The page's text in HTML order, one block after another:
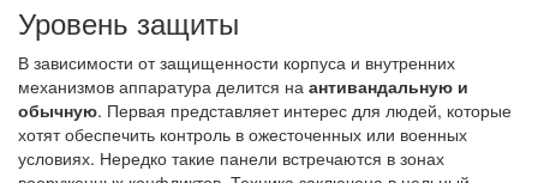
Уровень защиты
В зависимости от защищенности корпуса и внутренних
механизмов аппаратура делится на антивандальную и
обычную. Первая представляет интерес для людей, которые
хотят обеспечить контроль в ожесточенных или военных
условиях. Нередко такие панели встречаются в зонах